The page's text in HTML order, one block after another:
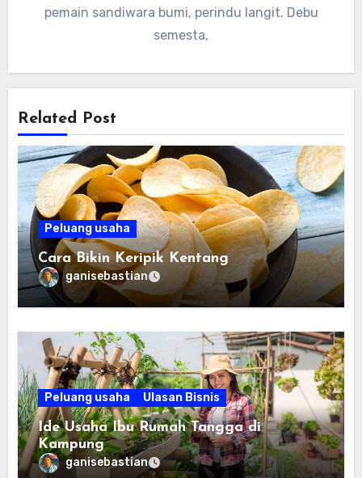
pemain sandiwara bumi, perindu langit. Debu
semesta,
Related Post
Peluang usaha
Cara Bikin Keripik Kentang
ganisebastian
Peluang usaha Ulasan Bisnis
Ide Usaha Ibu Rumah Tangga di
Kampung
ganisebastian